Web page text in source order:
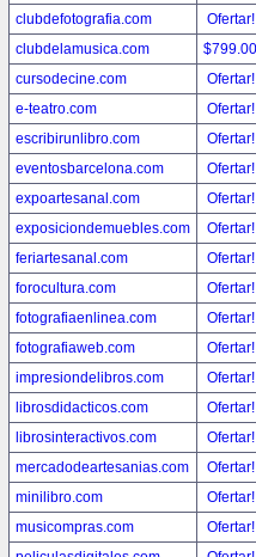
clubdefotografia.com
clubdelamusica.com
cursodecine.com
e-teatro.com
escribirunlibro.com
eventosbarcelona.com
expoartesanal.com
exposiciondemuebles.com
feriartesanal.com
forocultura.com
fotografiaenlinea.com
fotografiaweb.com
impresiondelibros.com
librosdidacticos.com
librosinteractivos.com
mercadodeartesanias.com
minilibro.com
musicompras.com